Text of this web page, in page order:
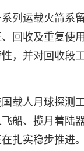
列运载火箭系
回收及重复使
，并对回收段
国载人月球探测
船、揽月着陆
扎实稳步推进